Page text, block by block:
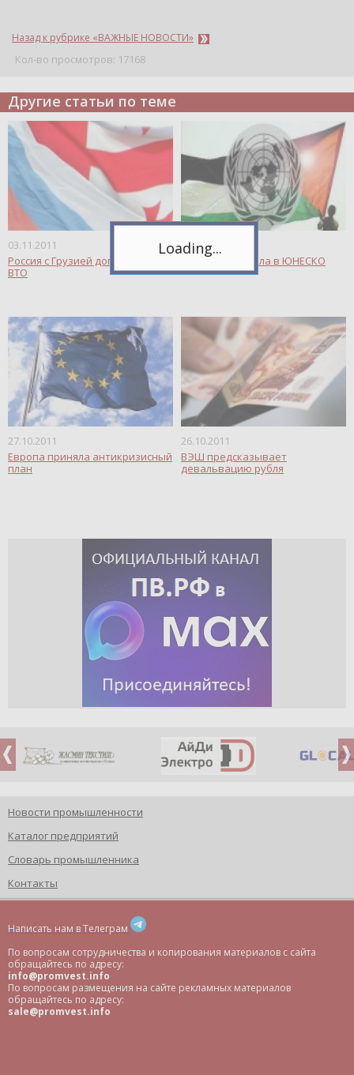
Назад к рубрике «ВАЖНЫЕ НОВОСТИ»
Кол-во просмотров: 17168
Другие статьи по теме
03.11.2011
Россия с Грузией договорись по
ВТО
31.10.2011
Палестина вошла в ЮНЕСКО
27.10.2011
Европа приняла антикризисный
план
26.10.2011
ВЭШ предсказывает
девальвацию рубля
Новости промышленности
Каталог предприятий
Словарь промышленника
Контакты
Написать нам в Телеграм
По вопросам сотрудничества и копирования материалов с сайта
обращайтесь по адресу:
info@promvest.info
По вопросам размещения на сайте рекламных материалов
обращайтесь по адресу:
sale@promvest.info
Telegram
Подпишитесь на канал,
чтобы следить за новостями.
Спасибо, я уже с вами!